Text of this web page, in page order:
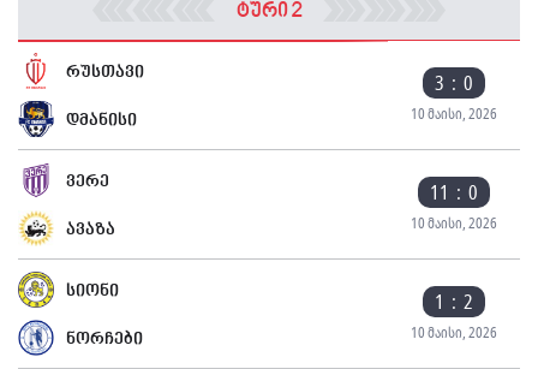
ტური 2
რუსთავი 3 : 0
10 მაისი, 2026
დმანისი
ვერე 11 : 0
10 მაისი, 2026
ავაზა
სიონი 1 : 2
10 მაისი, 2026
ნორჩები